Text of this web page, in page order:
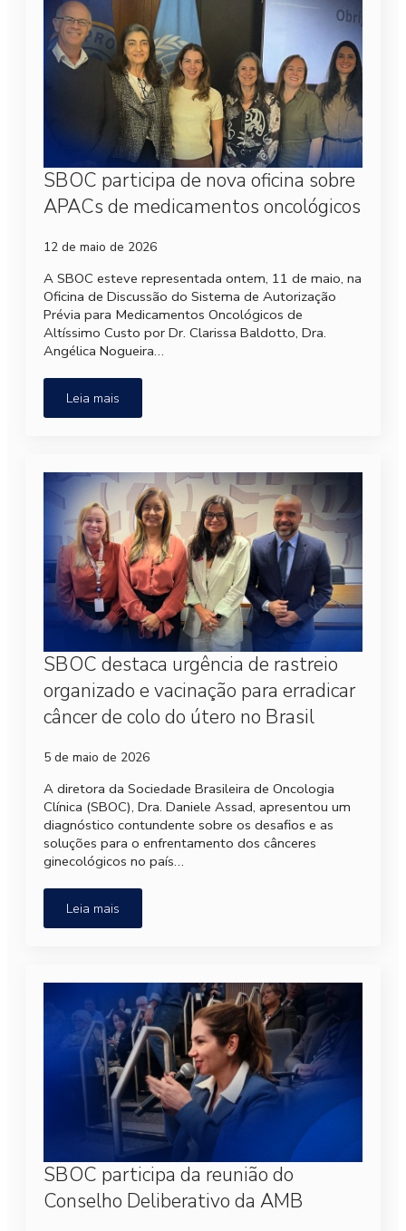
SBOC participa de nova oficina sobre
APACs de medicamentos oncológicos
12 de maio de 2026
A SBOC esteve representada ontem, 11 de maio, na
Oficina de Discussão do Sistema de Autorização
Prévia para Medicamentos Oncológicos de
Altíssimo Custo por Dr. Clarissa Baldotto, Dra.
Angélica Nogueira…
Leia mais
SBOC destaca urgência de rastreio
organizado e vacinação para erradicar
câncer de colo do útero no Brasil
5 de maio de 2026
A diretora da Sociedade Brasileira de Oncologia
Clínica (SBOC), Dra. Daniele Assad, apresentou um
diagnóstico contundente sobre os desafios e as
soluções para o enfrentamento dos cânceres
ginecológicos no país…
Leia mais
SBOC participa da reunião do
Conselho Deliberativo da AMB